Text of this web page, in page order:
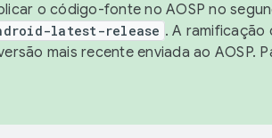
o código-fonte no AOSP no
latest-release . A ramificação
mais recente enviada ao AOSP.